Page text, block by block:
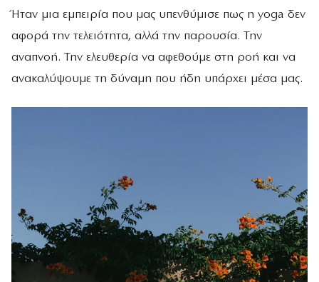
Ήταν μια εμπειρία που μας υπενθύμισε πως η yoga δεν
αφορά την τελειότητα, αλλά την παρουσία. Την
αναπνοή. Την ελευθερία να αφεθούμε στη ροή και να
ανακαλύψουμε τη δύναμη που ήδη υπάρχει μέσα μας.